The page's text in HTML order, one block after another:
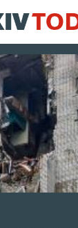
Перейти
до
вмісту